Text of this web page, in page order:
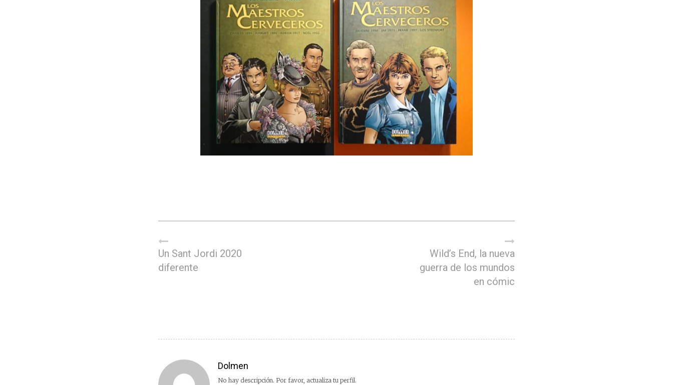
Un Sant Jordi 2020
diferente
Wild’s End, la nueva
guerra de los mundos
en cómic
Dolmen
No hay descripción. Por favor, actualiza tu perfil.